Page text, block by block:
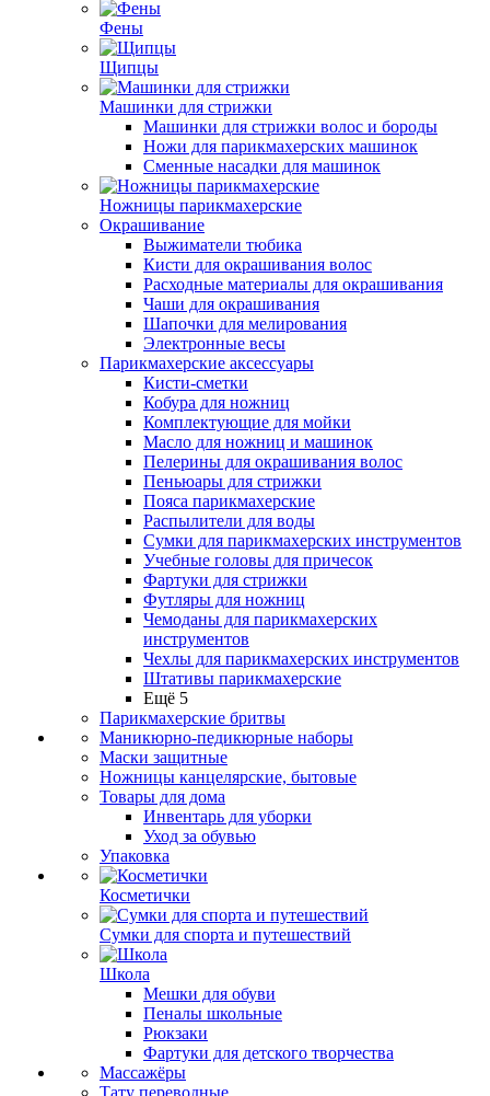
Фены
Щипцы
Машинки для стрижки
Машинки для стрижки волос и бороды
Ножи для парикмахерских машинок
Сменные насадки для машинок
Ножницы парикмахерские
Окрашивание
Выжиматели тюбика
Кисти для окрашивания волос
Расходные материалы для окрашивания
Чаши для окрашивания
Шапочки для мелирования
Электронные весы
Парикмахерские аксессуары
Кисти-сметки
Кобура для ножниц
Комплектующие для мойки
Масло для ножниц и машинок
Пелерины для окрашивания волос
Пеньюары для стрижки
Пояса парикмахерские
Распылители для воды
Сумки для парикмахерских инструментов
Учебные головы для причесок
Фартуки для стрижки
Футляры для ножниц
Чемоданы для парикмахерских
инструментов
Чехлы для парикмахерских инструментов
Штативы парикмахерские
Ещё 5
Парикмахерские бритвы
Маникюрно-педикюрные наборы
Маски защитные
Ножницы канцелярские, бытовые
Товары для дома
Инвентарь для уборки
Уход за обувью
Упаковка
Косметички
Сумки для спорта и путешествий
Школа
Мешки для обуви
Пеналы школьные
Рюкзаки
Фартуки для детского творчества
Массажёры
Тату переводные